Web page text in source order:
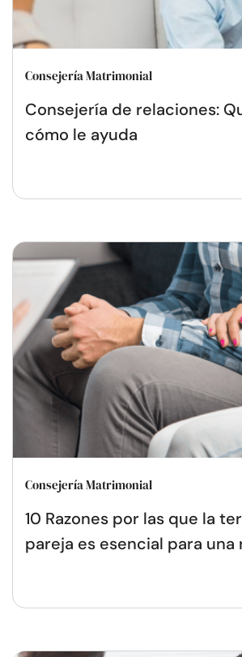
Consejería Matrimonial
Consejería de relaciones:
cómo le ayuda
Consejería Matrimonial
10 Razones por las que la
pareja es esencial para una